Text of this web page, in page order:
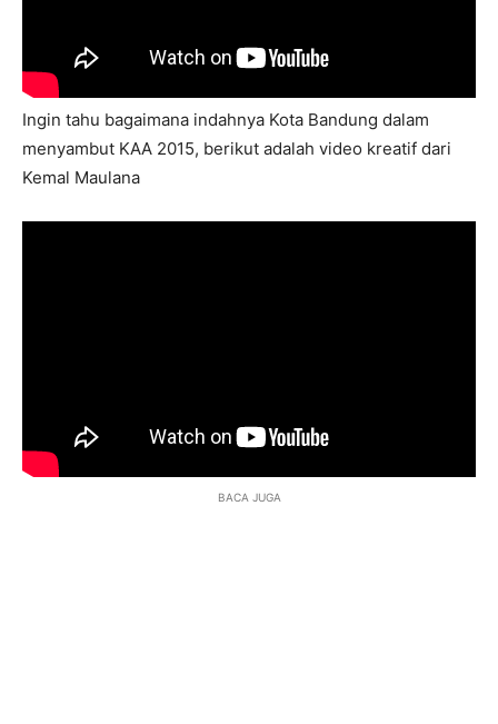
Ingin tahu bagaimana indahnya Kota Bandung dalam
menyambut KAA 2015, berikut adalah video kreatif dari
Kemal Maulana
BACA JUGA